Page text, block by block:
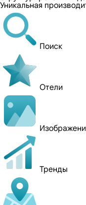
Уникальная
Поиск
Отели
Тренды